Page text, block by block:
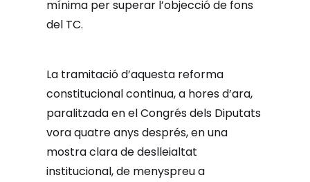
mínima per superar l’objecció de fons
del TC.
La tramitació d’aquesta reforma
constitucional continua, a hores d’ara,
paralitzada en el Congrés dels Diputats
vora quatre anys després, en una
mostra clara de deslleialtat
institucional, de menyspreu a